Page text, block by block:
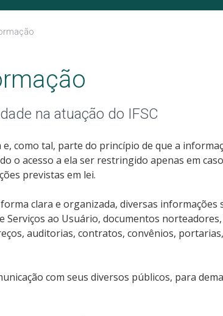
na atuação do IFSC
e, como tal, parte do princípio de que a
o acesso a ela ser restringido apenas em
previstas em lei.
clara e organizada, diversas informações
Serviços ao Usuário, documentos
auditorias, contratos, convênios,
com seus diversos públicos, para